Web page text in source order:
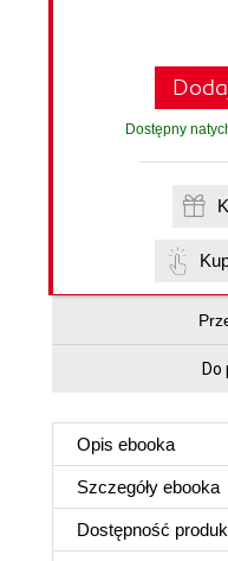
Dostępny
Opis ebooka
Szczegóły ebooka
Dostępność